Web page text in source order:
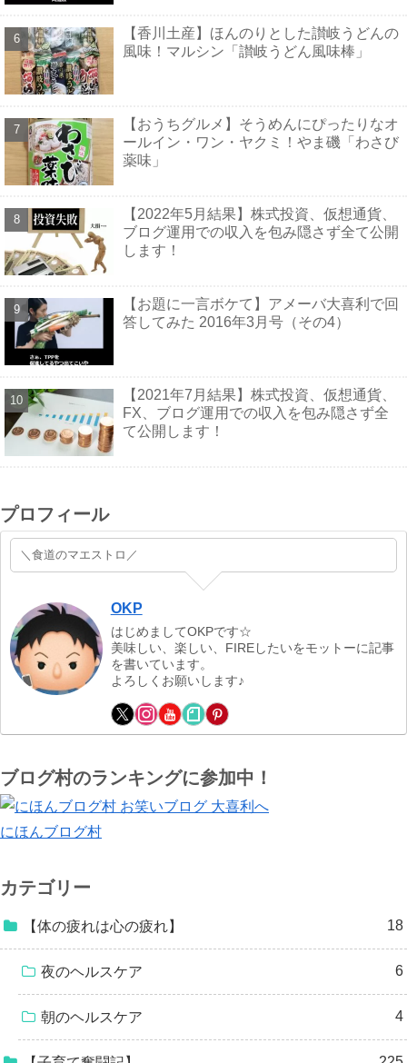
【香川土産】ほんのりとした讃岐うどんの
風味！マルシン「讃岐うどん風味棒」
【おうちグルメ】そうめんにぴったりなオ
ールイン・ワン・ヤクミ！やま磯「わさび
薬味」
【2022年5月結果】株式投資、仮想通貨、
ブログ運用での収入を包み隠さず全て公開
します！
【お題に一言ボケて】アメーバ大喜利で回
答してみた 2016年3月号（その4）
【2021年7月結果】株式投資、仮想通貨、
FX、ブログ運用での収入を包み隠さず全
て公開します！
プロフィール
＼食道のマエストロ／
OKP
はじめましてOKPです☆
美味しい、楽しい、FIREしたいをモットーに記事
を書いています。
よろしくお願いします♪
ブログ村のランキングに参加中！
にほんブログ村
カテゴリー
【体の疲れは心の疲れ】 18
夜のヘルスケア 6
朝のヘルスケア 4